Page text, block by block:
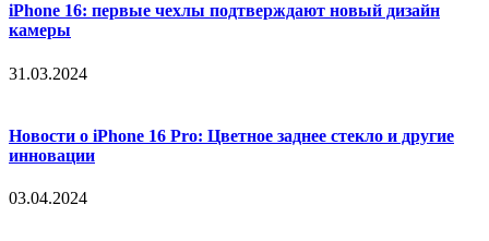
iPhone 16: первые чехлы подтверждают новый дизайн
камеры
31.03.2024
Новости о iPhone 16 Pro: Цветное заднее стекло и другие
инновации
03.04.2024